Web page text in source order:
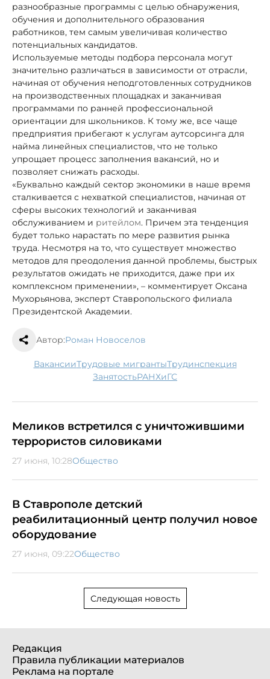
разнообразные программы с целью обнаружения,
обучения и дополнительного образования
работников, тем самым увеличивая количество
потенциальных кандидатов.
Используемые методы подбора персонала могут
значительно различаться в зависимости от отрасли,
начиная от обучения неподготовленных сотрудников
на производственных площадках и заканчивая
программами по ранней профессиональной
ориентации для школьников. К тому же, все чаще
предприятия прибегают к услугам аутсорсинга для
найма линейных специалистов, что не только
упрощает процесс заполнения вакансий, но и
позволяет снижать расходы.
«Буквально каждый сектор экономики в наше время
сталкивается с нехваткой специалистов, начиная от
сферы высоких технологий и заканчивая
обслуживанием и ритейлом. Причем эта тенденция
будет только нарастать по мере развития рынка
труда. Несмотря на то, что существует множество
методов для преодоления данной проблемы, быстрых
результатов ожидать не приходится, даже при их
комплексном применении», – комментирует Оксана
Мухорьянова, эксперт Ставропольского филиала
Президентской Академии.
Автор:Роман Новоселов
вакансии трудовые мигранты трудинспекция
занятость РАНХиГС
Меликов встретился с уничтожившими
террористов силовиками
27 июня, 10:28Общество
В Ставрополе детский
реабилитационный центр получил новое
оборудование
27 июня, 09:22Общество
Следующая новость
Редакция
Правила публикации материалов
Реклама на портале